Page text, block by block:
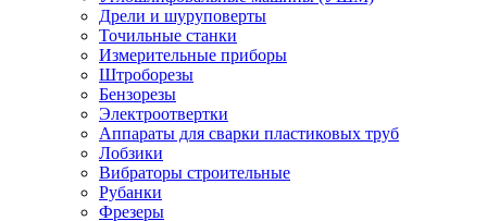
Дрели и шуруповерты
Точильные станки
Измерительные приборы
Штроборезы
Бензорезы
Электроотвертки
Аппараты для сварки пластиковых труб
Лобзики
Вибраторы строительные
Рубанки
Фрезеры